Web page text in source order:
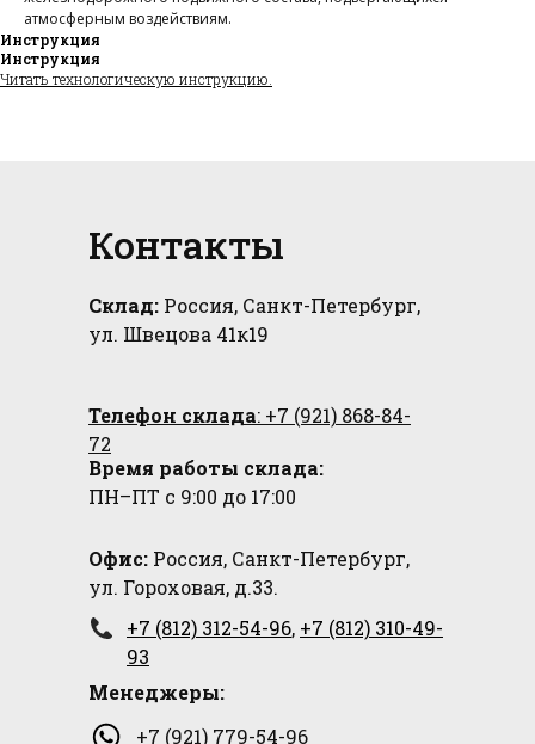
атмосферным воздействиям.
Инструкция
Инструкция
Читать технологическую инструкцию.
Контакты
Склад: Россия, Санкт-Петербург,
ул. Швецова 41к19
Офис: Россия, Санкт-Петербург,
ул. Гороховая, д.33.
+7 (812) 312-54-96, +7 (812) 310-49-
93
+7 (921) 779-54-96
Менеджеры:
Телефон склада: +7 (921) 868-84-
72
Время работы склада:
ПН–ПТ с 9:00 до 17:00